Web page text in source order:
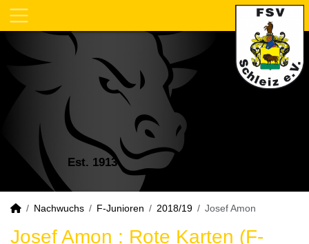
Est. 1913
Nachwuchs F-Junioren 2018/19 Josef Amon
Josef Amon : Rote Karten (F-